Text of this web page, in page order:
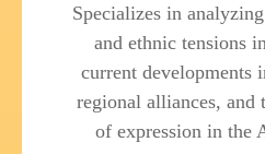
Specializes in
and ethnic tensions
current developments
regional alliances, and
of expression in the